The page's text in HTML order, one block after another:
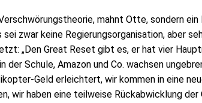
mahnt Otte, sondern
zwar keine Regierungsorganisation, aber
„Den Great Reset gibt es, er hat vier
der Schule, Amazon und Co. wachsen
Geld erleichtert, wir kommen in eine
wir haben eine teilweise Rückabwicklung der